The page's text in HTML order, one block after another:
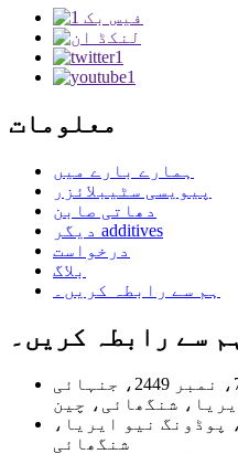
معلومات
ہمارے بارے میں
پیویسی سٹیبلائزر
دھاتی صابن
دیگر additives
درخواست
بلاگ
ہم سے رابطہ کریں۔
ہم سے رابطہ کریں۔
آفس: یونٹ 602-604، بلڈنگ 7، نمبر 2449، جنہائی
شنگھائی، چین
روڈ، پوڈونگ نیو ایریا،
شنگھائی